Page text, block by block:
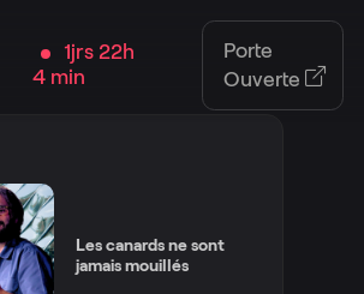
1jrs 22h
4 min
Porte
Ouverte
Les canards ne sont
jamais mouillés